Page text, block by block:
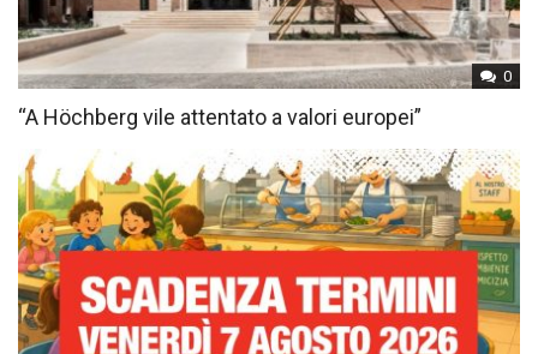
0
“A Höchberg vile attentato a valori europei”